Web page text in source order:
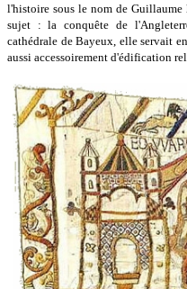
l'histoire sous le nom de Guillaume
sujet : la conquête de
cathédrale de Bayeux, elle servait
aussi accessoirement d'édification